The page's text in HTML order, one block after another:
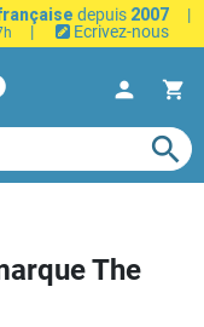
depuis 2007
|
| Ecrivez-nous
person shopping_cart
search
The